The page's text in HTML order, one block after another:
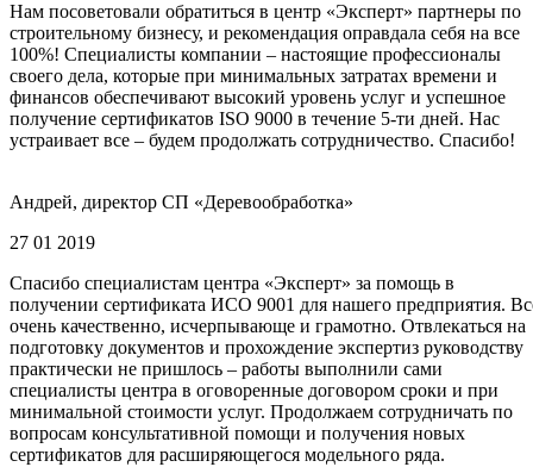
Нам посоветовали обратиться в центр «Эксперт» партнеры по
строительному бизнесу, и рекомендация оправдала себя на все
100%! Специалисты компании – настоящие профессионалы
своего дела, которые при минимальных затратах времени и
финансов обеспечивают высокий уровень услуг и успешное
получение сертификатов ISO 9000 в течение 5-ти дней. Нас
устраивает все – будем продолжать сотрудничество. Спасибо!
Андрей, директор СП «Деревообработка»
27 01 2019
Спасибо специалистам центра «Эксперт» за помощь в
получении сертификата ИСО 9001 для нашего предприятия.
очень качественно, исчерпывающе и грамотно. Отвлекаться на
подготовку документов и прохождение экспертиз руководству
практически не пришлось – работы выполнили сами
специалисты центра в оговоренные договором сроки и при
минимальной стоимости услуг. Продолжаем сотрудничать по
вопросам консультативной помощи и получения новых
сертификатов для расширяющегося модельного ряда.